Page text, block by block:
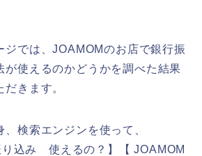
ジでは、JOAMOMのお店で銀行振
が使えるのかどうかを調べた結果
きます。
、検索エンジンを使って、
り込み 使えるの？】【 JOAMOM